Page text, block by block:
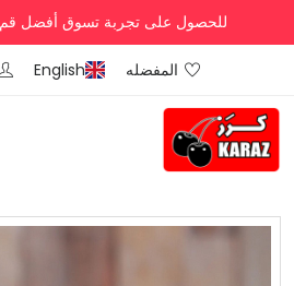
للحصول على تجربة تسوق أفضل قم
المفضله English